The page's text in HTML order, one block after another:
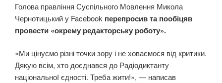
Голова правління Суспільного Мовлення Микола
Чернотицький у Facebook перепросив та пообіцяв
провести «окрему редакторську роботу».
«Ми цінуємо різні точки зору і не ховаємося від критики.
Дякую всім, хто доєднався до Радіодиктанту
національної єдності. Треба жити!», — написав